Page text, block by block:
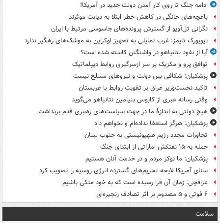
ادامه جنگ تا روی کار آمدن دولت جدید در آمریکا!
باغچه‌های خانگی در کاهش خطر ابتلا به دیابت موثرند
نگرانی تل‌آویو از گسترش پرونده‌های جاسوسی مرتبط با ایران
نیویورک تایمز: غرب تمایلی به تجهیز اوکراین به موشک‌های رهگیر ندارد
آیا از نفوذ نتانیاهو در واشنگتن کاسته شده است؟
توافق پرو و مکزیک بر سر ازسرگیری روابط دیپلماتیک
پزشکیان: شکافی بین دولت و نیروهای مسلح نیست
تاکید نخست‌وزیر عراق بر تقویت روابط با عربستان
وقتی رسانه عبری از کابوس بنیامین نتانیاهو می‌گوید
هیچ دولتی به اندازۀ ما در جهت سیاست‌های رهبری قدم برنداشت
پزشکیان: هرگز استعفا نداده‌ام و نخواهم داد
تجاوزات مجدد رژیم صهیونیستی به جنوب لبنان
حمله به ۱۵ نفتکش‌ اماراتی از ابتدای جنگ
پزشکیان: ما نوکر مردم و در خدمت آنان هستیم
سنای آمریکا لایحه تحریم‌های گسترده انرژی روسیه را تصویب کرد
عراقچی: زمان آن فرا رسیده است که به خود متکی باشیم
۶ فوتی و ۵ مصدوم بر اثر تصادف زنجیره‌ای
سلامت